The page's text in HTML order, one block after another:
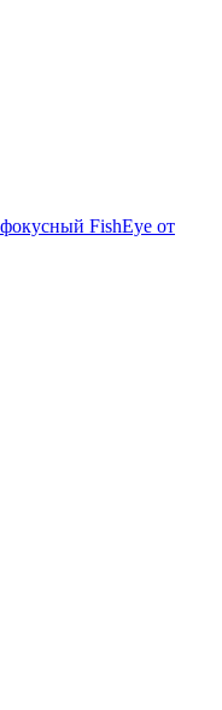
FishEye от